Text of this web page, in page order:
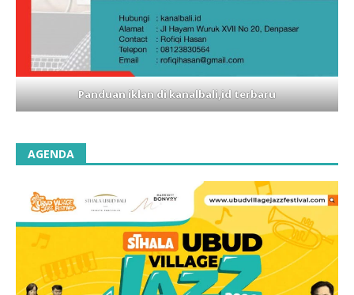
Panduan iklan di kanalbali,id terbaru
AGENDA